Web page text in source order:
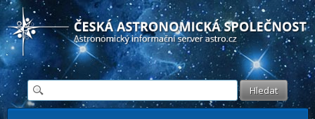
Česká astronomická společnost - Informační astronomický server